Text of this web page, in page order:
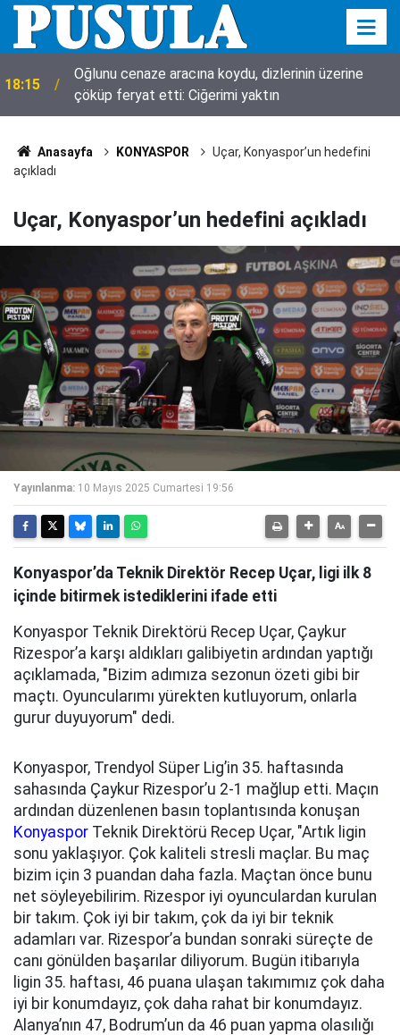
18:15
Oğlunu cenaze aracına koydu, dizlerinin üzerine
çöküp feryat etti: Ciğerimi yaktın
Anasayfa KONYASPOR
Uçar, Konyaspor’un hedefini
açıkladı
Uçar, Konyaspor’un hedefini açıkladı
Yayınlanma: 10 Mayıs 2025 Cumartesi 19:56
Konyaspor’da Teknik Direktör Recep Uçar, ligi ilk 8
içinde bitirmek istediklerini ifade etti
Konyaspor Teknik Direktörü Recep Uçar, Çaykur
Rizespor’a karşı aldıkları galibiyetin ardından yaptığı
açıklamada, "Bizim adımıza sezonun özeti gibi bir
maçtı. Oyuncularımı yürekten kutluyorum, onlarla
gurur duyuyorum" dedi.
Konyaspor, Trendyol Süper Lig’in 35. haftasında
sahasında Çaykur Rizespor’u 2-1 mağlup etti. Maçın
ardından düzenlenen basın toplantısında konuşan
Konyaspor Teknik Direktörü Recep Uçar, "Artık ligin
sonu yaklaşıyor. Çok kaliteli stresli maçlar. Bu maç
bizim için 3 puandan daha fazla. Maçtan önce bunu
net söyleyebilirim. Rizespor iyi oyunculardan kurulan
bir takım. Çok iyi bir takım, çok da iyi bir teknik
adamları var. Rizespor’a bundan sonraki süreçte de
canı gönülden başarılar diliyorum. Bugün itibarıyla
ligin 35. haftası, 46 puana ulaşan takımımız çok daha
iyi bir konumdayız, çok daha rahat bir konumdayız.
Alanya’nın 47, Bodrum’un da 46 puan yapma olasılığı